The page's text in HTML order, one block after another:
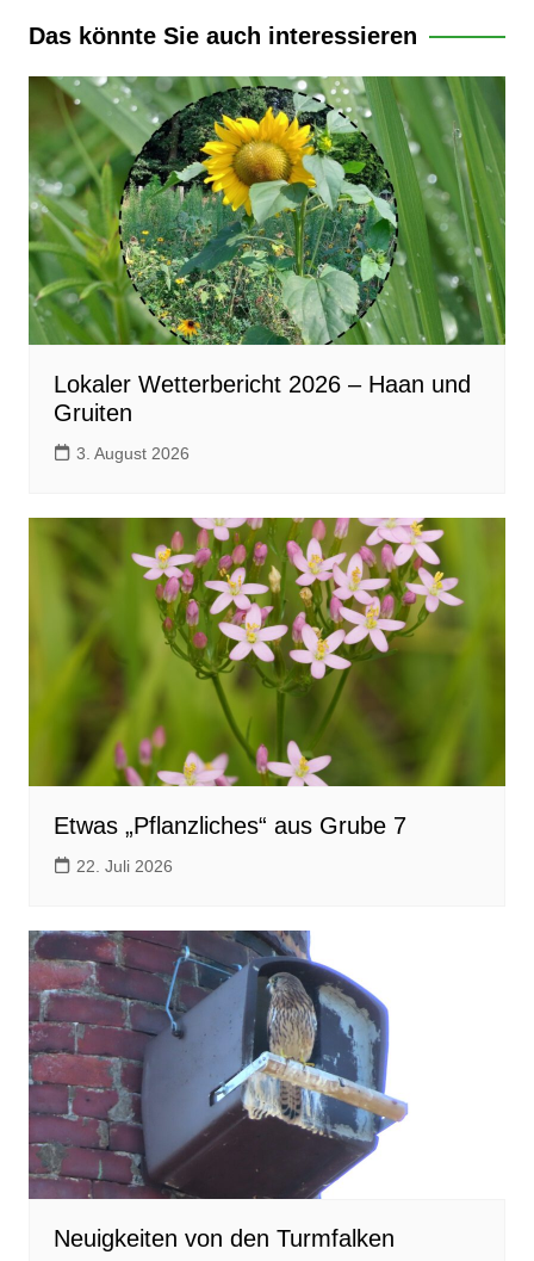
Das könnte Sie auch interessieren
Lokaler Wetterbericht 2026 – Haan und
Gruiten
3. August 2026
Etwas „Pflanzliches“ aus Grube 7
22. Juli 2026
Neuigkeiten von den Turmfalken